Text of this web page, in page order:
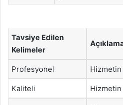
Tavsiye Edilen
Kelimeler
Profesyonel Hizmetin
Kaliteli Hizmetin